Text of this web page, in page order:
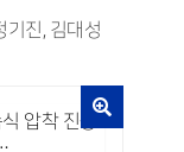
기진, 김대성